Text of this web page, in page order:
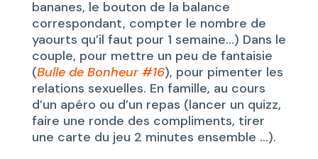
bananes, le bouton de la balance
correspondant, compter le nombre de
yaourts qu’il faut pour 1 semaine…) Dans le
couple, pour mettre un peu de fantaisie
(Bulle de Bonheur #16), pour pimenter les
relations sexuelles. En famille, au cours
d’un apéro ou d’un repas (lancer un quizz,
faire une ronde des compliments, tirer
une carte du jeu 2 minutes ensemble …).